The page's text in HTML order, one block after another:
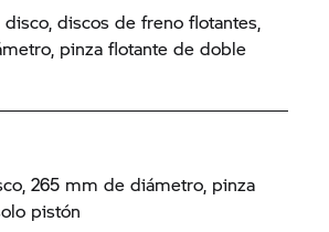
discos de freno flotantes,
pinza flotante de doble
265 mm de diámetro, pinza
pistón